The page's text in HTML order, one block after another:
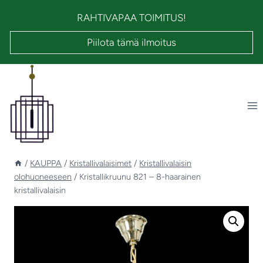
RAHTIVAPAA TOIMITUS!
Piilota tämä ilmoitus
/ KAUPPA / Kristallivalaisimet / Kristallivalaisin
olohuoneeseen / Kristallikruunu 821 – 8-haarainen
kristallivalaisin